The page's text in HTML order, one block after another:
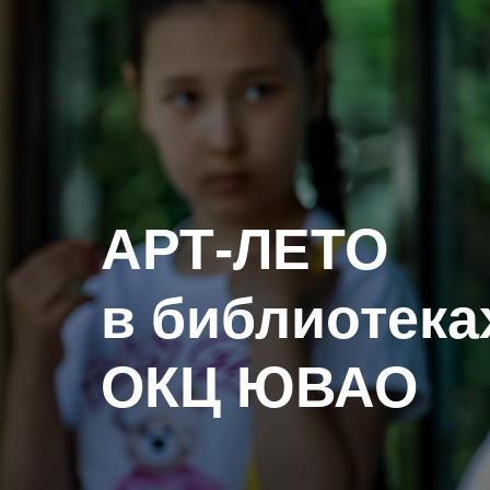
АРТ-ЛЕТО
в
ОКЦ ЮВАО